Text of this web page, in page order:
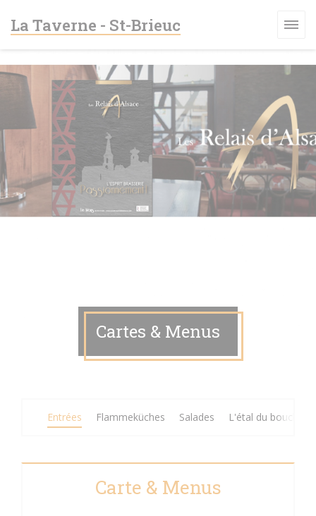
La Taverne - St-Brieuc
Cartes & Menus
Entrées Flammeküches Salades L'étal du boucher
Carte & Menus